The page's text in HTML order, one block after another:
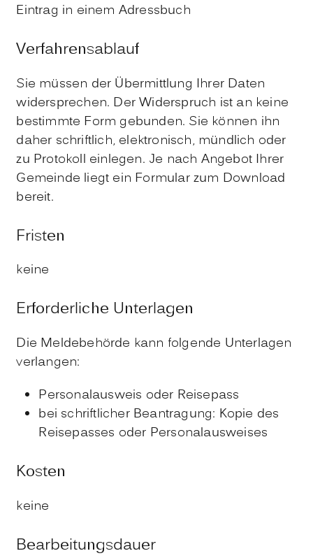
Eintrag in einem Adressbuch
Verfahrensablauf
Sie müssen der Übermittlung Ihrer Daten
widersprechen. Der Widerspruch ist an keine
bestimmte Form gebunden. Sie können ihn
daher schriftlich, elektronisch, mündlich oder
zu Protokoll einlegen. Je nach Angebot Ihrer
Gemeinde liegt ein Formular zum Download
bereit.
Fristen
keine
Erforderliche Unterlagen
Die Meldebehörde kann folgende Unterlagen
verlangen:
Personalausweis oder Reisepass
bei schriftlicher Beantragung: Kopie des
Reisepasses oder Personalausweises
Kosten
keine
Bearbeitungsdauer